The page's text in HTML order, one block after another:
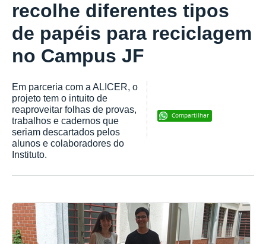
recolhe diferentes tipos
de papéis para reciclagem
no Campus JF
Compartilhar
Em parceria com a ALICER, o
projeto tem o intuito de
reaproveitar folhas de provas,
trabalhos e cadernos que
seriam descartados pelos
alunos e colaboradores do
Instituto.